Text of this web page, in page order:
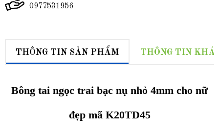
0977531956
THÔNG TIN SẢN PHẨM THÔNG TIN
Bông tai ngọc trai bạc nụ nhỏ 4mm cho nữ
đẹp mã K20TD45